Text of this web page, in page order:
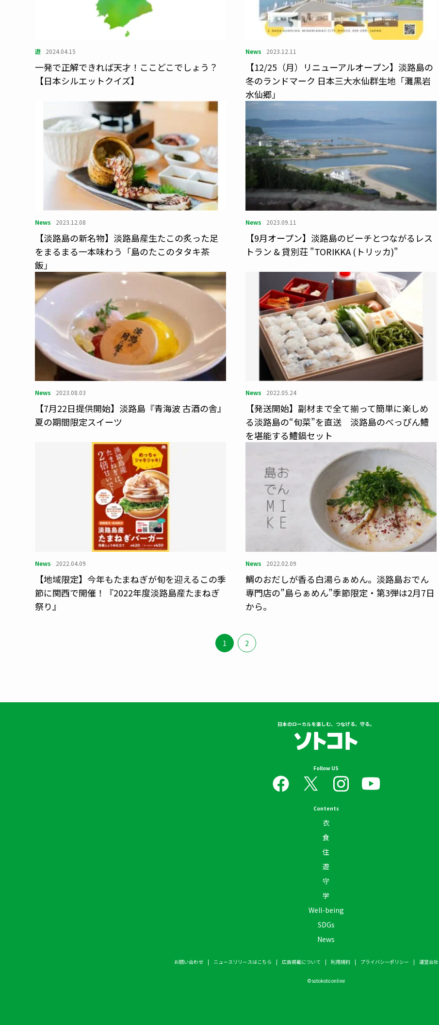
遊 2024.04.15
一発で正解できれば天才！ここどこでしょう？
【日本シルエットクイズ】
News 2023.12.11
【12/25（月）リニューアルオープン】淡路島の
冬のランドマーク 日本三大水仙群生地「灘黒岩
水仙郷」
News 2023.12.08
【淡路島の新名物】淡路島産生たこの炙った足
をまるまる一本味わう「島のたこのタタキ茶
飯」
News 2023.09.11
【9月オープン】淡路島のビーチとつながるレス
トラン & 貸別荘 "TORIKKA (トリッカ)"
News 2023.08.03
【7月22日提供開始】淡路島『青海波 古酒の舎』
夏の期間限定スイーツ
News 2022.05.24
【発送開始】副材まで全て揃って簡単に楽しめ
る淡路島の“旬菜”を直送 淡路島のべっぴん鱧
を堪能する鱧鍋セット
News 2022.04.09
【地域限定】今年もたまねぎが旬を迎えるこの季
節に関西で開催！『2022年度淡路島産たまねぎ
祭り』
News 2022.02.09
鯛のおだしが香る白湯らぁめん。淡路島おでん
専門店の”島らぁめん”季節限定・第3弾は2月7日
から。
1 2
日本のローカルを楽しむ、つなげる、守る。
Follow US
Contents
衣
食
住
遊
守
学
Well-being
SDGs
News
お問い合わせ ニュースリリースはこちら 広告掲載について 利用規約 プライバシーポリシー 運営会社
©sotokoto online